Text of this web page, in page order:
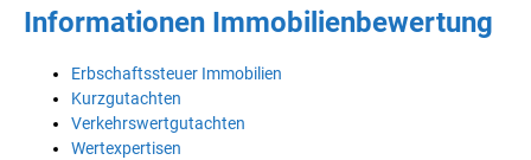
Informationen Immobilienbewertung
Erbschaftssteuer Immobilien
Kurzgutachten
Verkehrswertgutachten
Wertexpertisen